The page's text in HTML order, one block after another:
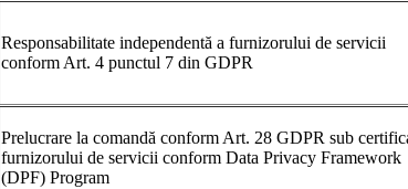
Responsabilitate independentă a furnizorului de servicii
conform Art. 4 punctul 7 din GDPR
Prelucrare la comandă conform Art. 28 GDPR sub
furnizorului de servicii conform Data Privacy Framework
(DPF) Program